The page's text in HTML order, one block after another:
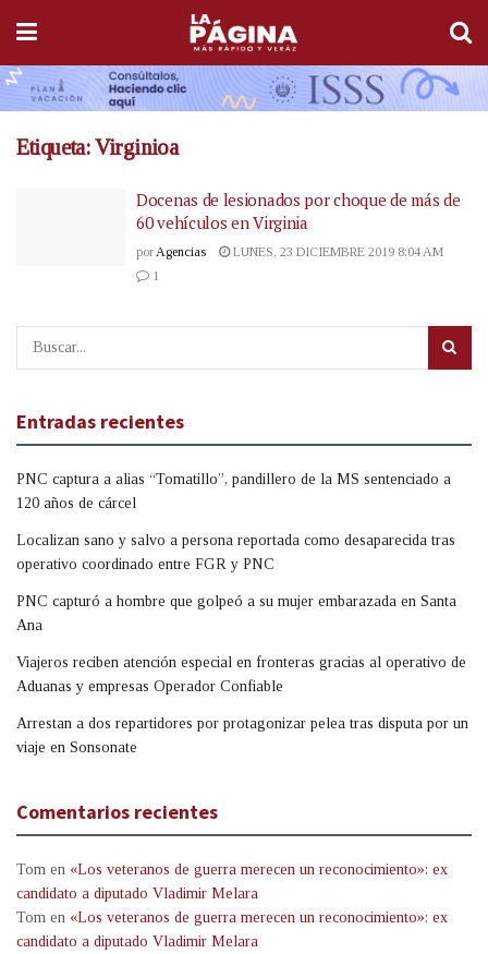
Etiqueta:Virginioa
Docenas de lesionados por choque de más de
60 vehículos en Virginia
por Agencias
LUNES, 23 DICIEMBRE 2019 8:04 AM
1
Entradas recientes
PNC captura a alias “Tomatillo”, pandillero de la MS sentenciado a
120 años de cárcel
Localizan sano y salvo a persona reportada como desaparecida tras
operativo coordinado entre FGR y PNC
PNC capturó a hombre que golpeó a su mujer embarazada en Santa
Ana
Viajeros reciben atención especial en fronteras gracias al operativo de
Aduanas y empresas Operador Confiable
Arrestan a dos repartidores por protagonizar pelea tras disputa por un
viaje en Sonsonate
Comentarios recientes
Tom en «Los veteranos de guerra merecen un reconocimiento»: ex
candidato a diputado Vladimir Melara
Tom en «Los veteranos de guerra merecen un reconocimiento»: ex
candidato a diputado Vladimir Melara